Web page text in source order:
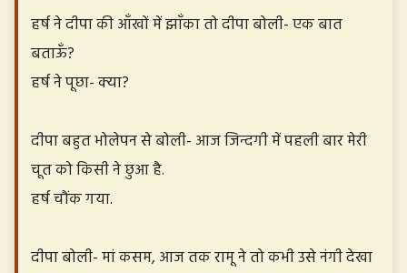
हर्ष ने दीपा की आँखों में झाँका तो दीपा बोली- एक बात
बताऊँ?
हर्ष ने पूछा- क्या?
दीपा बहुत भोलेपन से बोली- आज जिन्दगी में पहली बार मेरी
चूत को किसी ने छुआ है.
हर्ष चौंक गया.
दीपा बोली- मां कसम, आज तक रामू ने तो कभी उसे नंगी देखा